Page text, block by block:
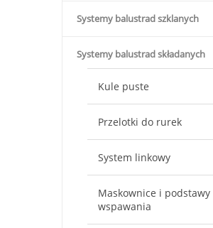
Systemy balustrad szklanych
Systemy balustrad składanych
Kule puste
Przelotki do rurek
System linkowy
Maskownice i podstawy
wspawania